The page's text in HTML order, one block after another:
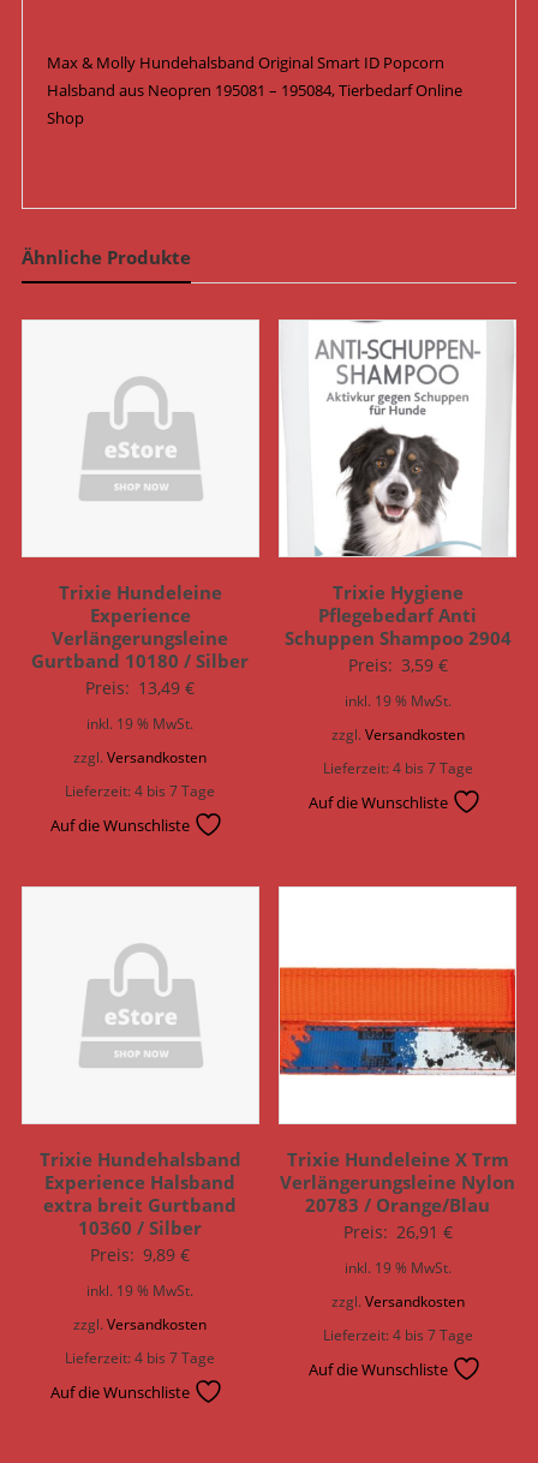
Max & Molly Hundehalsband Original Smart ID Popcorn
Halsband aus Neopren 195081 – 195084, Tierbedarf Online
Shop
Ähnliche Produkte
Trixie Hundeleine
Experience
Verlängerungsleine
Gurtband 10180 / Silber
Preis: 13,49€
inkl. 19 % MwSt.
zzgl.Versandkosten
Lieferzeit:4 bis 7 Tage
Auf die Wunschliste
Trixie Hygiene
Pflegebedarf Anti
Schuppen Shampoo 2904
Preis: 3,59 €
inkl. 19 % MwSt.
zzgl. Versandkosten
Lieferzeit:4 bis 7 Tage
Auf die Wunschliste
Trixie Hundehalsband
Experience Halsband
extra breit Gurtband
10360 / Silber
Preis: 9,89€
inkl. 19 % MwSt.
zzgl.Versandkosten
Lieferzeit:4 bis 7 Tage
Auf die Wunschliste
Trixie Hundeleine X Trm
Verlängerungsleine Nylon
20783 / Orange/Blau
Preis: 26,91 €
inkl. 19 % MwSt.
zzgl. Versandkosten
Lieferzeit:4 bis 7 Tage
Auf die Wunschliste